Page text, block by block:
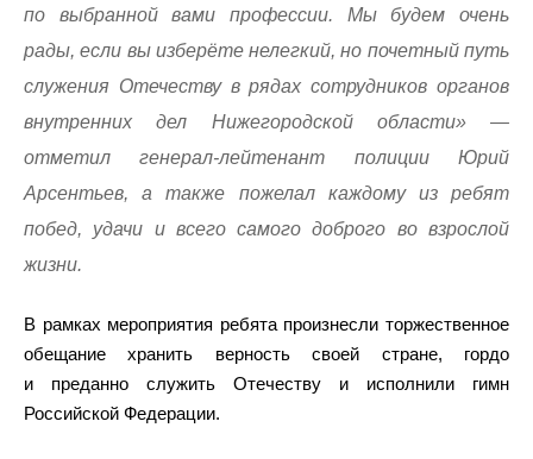
по выбранной вами профессии. Мы будем очень
рады, если вы изберёте нелегкий, но почетный путь
служения Отечеству в рядах сотрудников органов
внутренних дел Нижегородской области» —
отметил генерал-лейтенант полиции Юрий
Арсентьев, а также пожелал каждому из ребят
побед, удачи и всего самого доброго во взрослой
жизни.
В рамках мероприятия ребята произнесли торжественное
обещание хранить верность своей стране, гордо
и преданно служить Отечеству и исполнили гимн
Российской Федерации.